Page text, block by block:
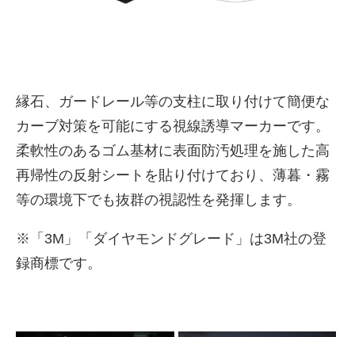
株式会社吾妻製作所 会社案
内
縁石、ガードレール等の支柱に取り付けて簡便な
カーブ対策を可能にする視線誘導マーカーです。
柔軟性のあるゴム基材に表面防汚処理を施した高
再帰性の反射シートを貼り付けており、薄暮・霧
等の環境下でも抜群の視認性を発揮します。
※「3M」「ダイヤモンドグレード」は3M社の登
録商標です。